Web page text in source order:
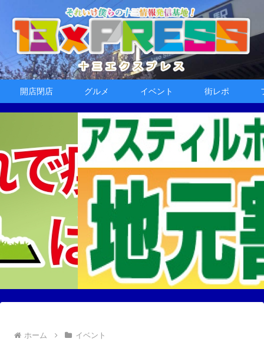
開店閉店 グルメ イベント 街レポ
ホーム イベント